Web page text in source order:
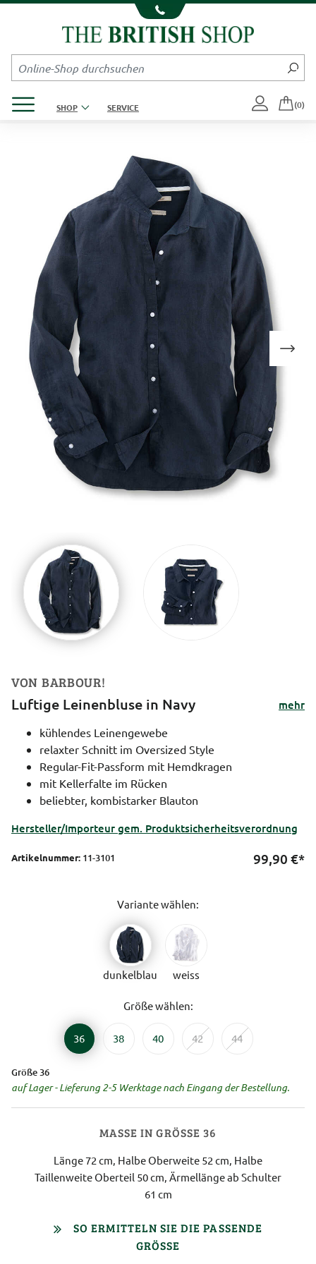
Kompletten Head der Seite überspringen
SHOP SERVICE (0)
VON BARBOUR!
Luftige Leinenbluse in Navy
mehr
kühlendes Leinengewebe
relaxter Schnitt im Oversized Style
Regular-Fit-Passform mit Hemdkragen
mit Kellerfalte im Rücken
beliebter, kombistarker Blauton
Hersteller/Importeur gem. Produktsicherheitsverordnung
Artikelnummer: 11-3101 99,90 €*
Variante wählen:
dunkelblau weiss
Größe wählen:
36 38 40 42 44
Größe 36
auf Lager - Lieferung 2-5 Werktage nach Eingang der Bestellung.
MASSE IN GRÖSSE 36
Länge 72 cm, Halbe Oberweite 52 cm, Halbe
Taillenweite Oberteil 50 cm, Ärmellänge ab Schulter
61 cm
SO ERMITTELN SIE DIE PASSENDE
GRÖSSE